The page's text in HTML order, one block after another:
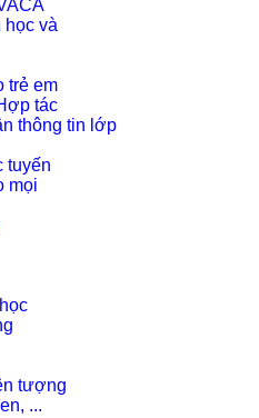
học và
trẻ em
tác
thông tin lớp
tuyến
mọi
tượng
...